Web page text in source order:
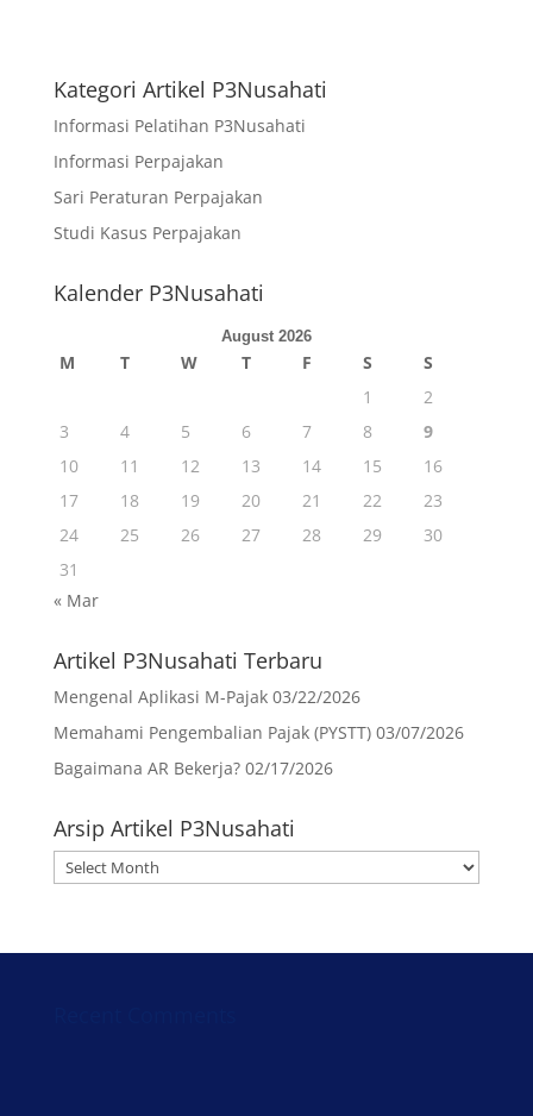
n
a
i
v
e
Kategori Artikel P3Nusahati
Informasi Pelatihan P3Nusahati
Informasi Perpajakan
Sari Peraturan Perpajakan
Studi Kasus Perpajakan
Kalender P3Nusahati
August 2026
M T W T F S
S
1
2
3
4 5 6 7 8
9
10
11 12 13 14 15
16
17
18 19 20 21 22
23
24
25 26 27 28 29
30
31
« Mar
Artikel P3Nusahati Terbaru
Mengenal Aplikasi M-Pajak 03/22/2026
Memahami Pengembalian Pajak (PYSTT) 03/07/2026
Bagaimana AR Bekerja? 02/17/2026
Arsip Artikel P3Nusahati
Arsip
Artikel